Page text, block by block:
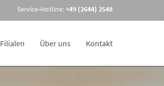
Service-Hotline:+49 (2644) 2548
Filialen Über uns Kontakt